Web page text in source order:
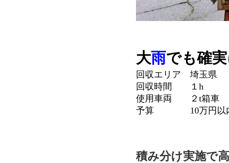
大雨でも確
回収エリア 埼玉県
回収時間 １h
使用車両 ２t箱車
予算 10万円以
積み分け実施で